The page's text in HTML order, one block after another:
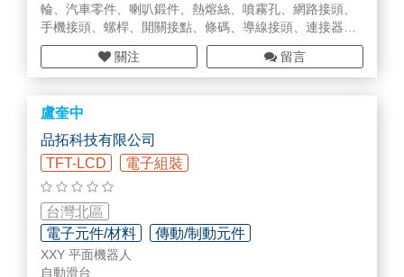
輪、汽車零件、喇叭鍛件、熱熔絲、噴霧孔、網路接頭、
手機接頭、螺桿、開關接點、條碼、導線接頭、連接器、
隱形眼鏡、IC載帶、血糖試片、PCB、半導體等數十種檢
查與各式各樣產線上自動化光學量測的實際經驗。
提升產線製程良率
機器視覺檢測設備可以在既有機台上附裝檢查的套件或依
產品的特性設計專用檢測機台，透過AI分析檢測結果的瑕
疵種類及產線製造程序，能夠提升產線良率、優化製程，
甚至提升產品價值和精簡人力的效益。
客製化機台
晟格科技歷經18餘年的經驗，開發了各式各樣的自動檢查
與量測套件，也接受客製化的檢查量測機台。我們也已經
關注 留言
盧奎中
品拓科技有限公司
TFT-LCD
電子組裝
台灣北區
電子元件/材料
傳動/制動元件
智慧工廠規劃/設備/部品
XXY 平面機器人
自動滑台